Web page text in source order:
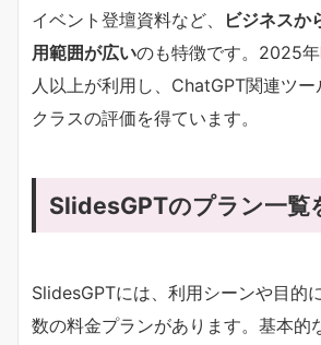
イベント登壇資料など、
ビジネスか
用範囲が広いのも特徴です。2025
人以上が利用し、ChatGPT関連ツ
クラスの評価を得ています。
SlidesGPTのプラン一覧
SlidesGPTには、利用シーンや目的
数の料金プランがあります。基本的